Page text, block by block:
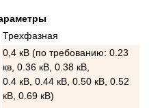
Трехфазная
0,4 кВ (по требованию: 0.23
кв, 0.36 кВ, 0.38 кВ,
0.4 кВ, 0.44 кВ, 0.50 кВ, 0.52
кВ, 0.69 кВ)